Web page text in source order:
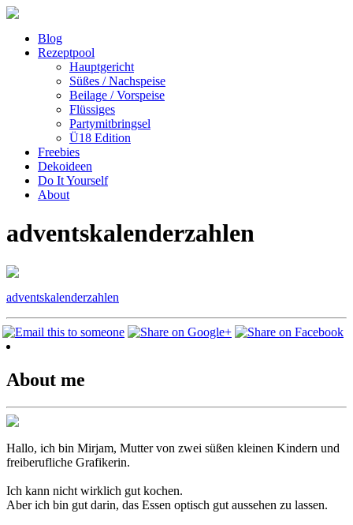
Blog
Rezeptpool
Hauptgericht
Süßes / Nachspeise
Beilage / Vorspeise
Flüssiges
Partymitbringsel
Ü18 Edition
Freebies
Dekoideen
Do It Yourself
About
adventskalenderzahlen
adventskalenderzahlen
About me
Hallo, ich bin Mirjam, Mutter von zwei süßen kleinen Kindern und
freiberufliche Grafikerin.
Ich kann nicht wirklich gut kochen.
Aber ich bin gut darin, das Essen optisch gut aussehen zu lassen.